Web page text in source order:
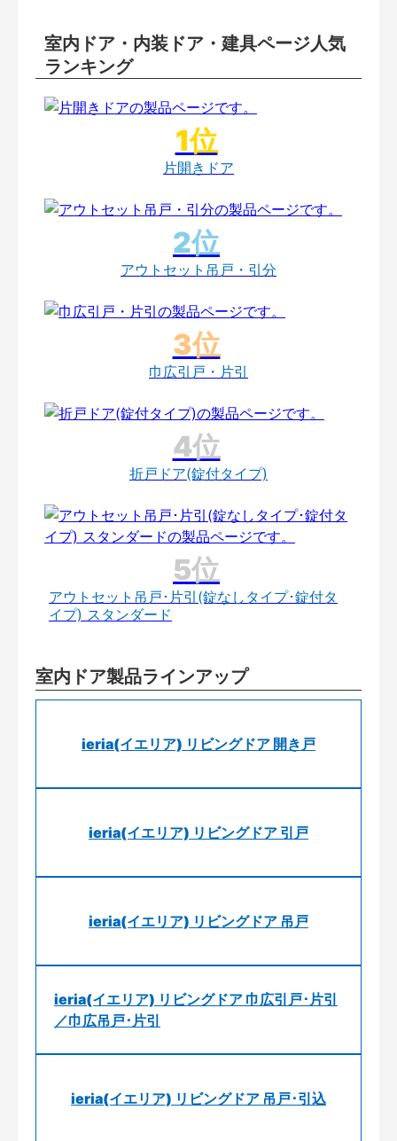
室内ドア・内装ドア・建具ページ人気
ランキング
片開きドア
アウトセット吊戸・引分
巾広引戸・片引
折戸ドア(錠付タイプ)
アウトセット吊戸･片引(錠なしタイプ･錠付タ
イプ) スタンダード
室内ドア製品ラインアップ
ieria(イエリア) リビングドア 開き戸
ieria(イエリア) リビングドア 引戸
ieria(イエリア) リビングドア 吊戸
ieria(イエリア) リビングドア 巾広引戸･片引
／巾広吊戸･片引
ieria(イエリア) リビングドア 吊戸･引込